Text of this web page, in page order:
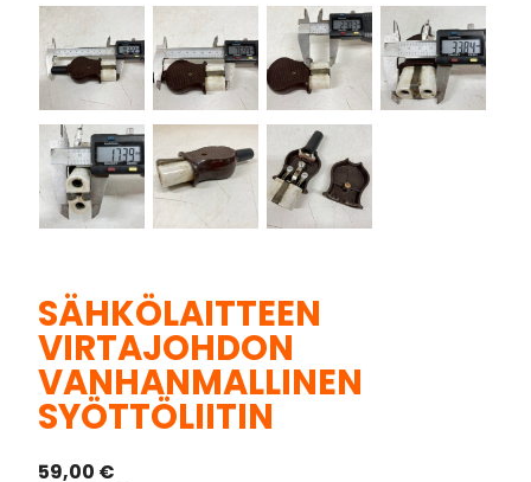
SÄHKÖLAITTEEN
VIRTAJOHDON
VANHANMALLINEN
SYÖTTÖLIITIN
59,00 €